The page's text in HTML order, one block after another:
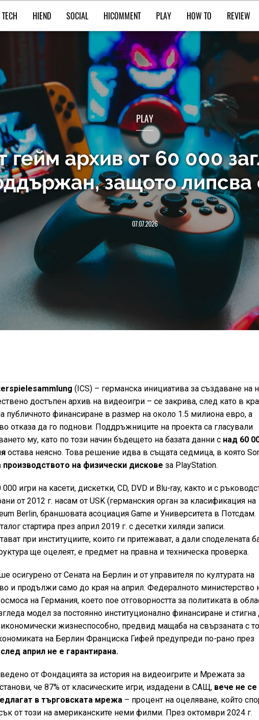
TECH HIEND SOCIAL HICOMMENT PLAY HOW TO REVIEW
PLAY
гейм архив от 60 000
защото
07.07.2026
(ICS) – германска инициатива за създаване на
достъпен архив на видеоигри – се закрива, след като в
публичното финансиране в размер на около 1.5 милиона евро, а
отказа да го поднови. Поддръжниците на проекта са гласували
му, като по този начин бъдещето на базата данни с над 60
остава неясно. Това решение идва в същата седмица, в която
производството на физически дискове за PlayStation.
игри на касети, дискетки, CD, DVD и Blu-ray, както и с
от 2012 г. насам от USK (германския орган за класификация на
Berlin, браншовата асоциация Game и Университета в Потсдам.
стартира през април 2019 г. с десетки хиляди записи.
при институциите, които ги притежават, а дали споделената
ще оцелеят, е предмет на правна и техническа проверка.
осигурено от Сената на Берлин и от управителя по културата на
и продължи само до края на април. Федералното министерство
на Германия, което пое отговорността за политиката в
модел за постоянно институционално финансиране и стигна
жизнеспособно, предвид мащаба на свързаната с
на Берлин Франциска Гифей предупреди по-рано през
април не е гарантирана.
от Фондацията за история на видеоигрите и Мрежата за
че 87% от класическите игри, издадени в САЩ, вече не се
в търговската мрежа – процент на оцеляване, който
от този на американските неми филми. През октомври 2024 г.